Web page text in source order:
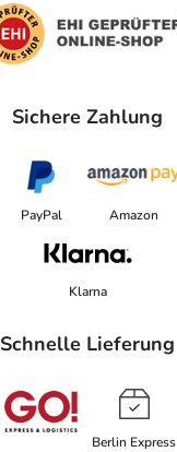
Sichere Zahlung
PayPal Amazon
Klarna
Schnelle Lieferung
Berlin Express